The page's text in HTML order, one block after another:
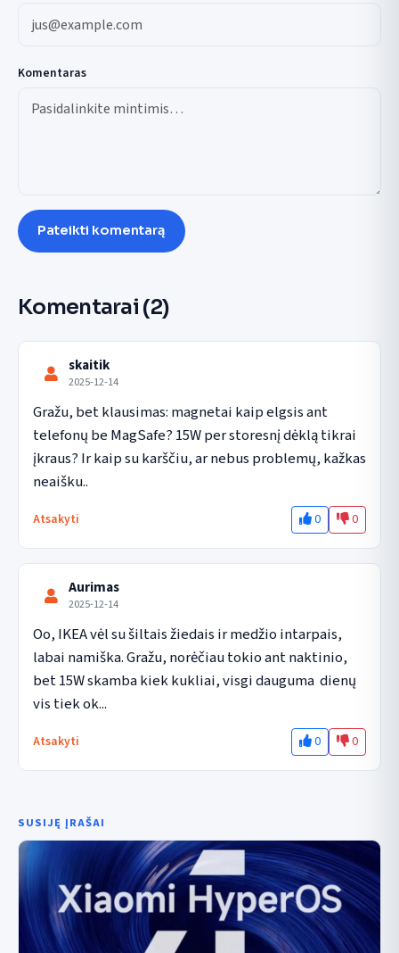
Komentaras
Pateikti komentarą
Komentarai (2)
skaitik
2025-12-14
Gražu, bet klausimas: magnetai kaip elgsis ant
telefonų be MagSafe? 15W per storesnį dėklą tikrai
įkraus? Ir kaip su karščiu, ar nebus problemų, kažkas
neaišku..
Atsakyti 0 0
Aurimas
2025-12-14
Oo, IKEA vėl su šiltais žiedais ir medžio intarpais,
labai namiška. Gražu, norėčiau tokio ant naktinio,
bet 15W skamba kiek kukliai, visgi dauguma  dienų
vis tiek ok...
Atsakyti 0 0
SUSIJĘ ĮRAŠAI